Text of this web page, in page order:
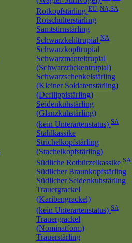
Rotkopfstärling EU ,NA,SA
Rotschulterstärling
Samtstirnstärling
Schwarzkehltrupial NA
Schwarzkopftrupial
Schwarzmanteltrupial
(Schwarzrückentrupial)
Schwarzschenkelstärling
(Kleiner Soldatenstärling)
(Defilippistärling)
Seidenkuhstärling
(Glanzkuhstärling)
(kein Unterartenstatus) SA
Stahlkassike
Strichelkopfstärling
(Stachelkopfstärling)
Südliche Rotbürzelkassike SA
Südlicher Braunkopfstärling
Südlicher Seidenkuhstärling
Trauergrackel
(Karibengrackel)
(kein Unterartenstatus) SA
Trauergrackel
(Nominatform)
Trauerstärling